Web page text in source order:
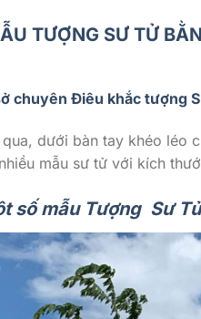
TƯỢNG SƯ TỬ
chuyên Điêu khắc tượng
dưới bàn tay khéo léo
mẫu sư tử với kích
số mẫu Tượng Sư